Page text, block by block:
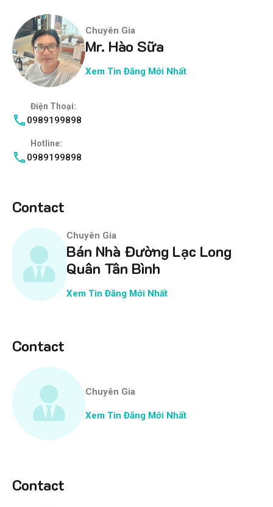
Chuyên Gia
Mr. Hào Sữa
Xem Tin Đăng Mới Nhất
Điện Thoại:
0989199898
Hotline:
0989199898
Contact
Chuyên Gia
Bán Nhà Đường Lạc Long
Quân Tân Bình
Xem Tin Đăng Mới Nhất
Contact
Chuyên Gia
Xem Tin Đăng Mới Nhất
Contact